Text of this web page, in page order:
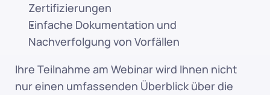
Zertifizierungen
Einfache Dokumentation und
Nachverfolgung von Vorfällen
Ihre Teilnahme am Webinar wird Ihnen nicht
nur einen umfassenden Überblick über die